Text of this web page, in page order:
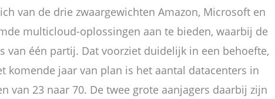
van de drie zwaargewichten Amazon, Microsoft en
multicloud-oplossingen aan te bieden, waarbij de
van één partij. Dat voorziet duidelijk in een behoefte,
komende jaar van plan is het aantal datacenters in
van 23 naar 70. De twee grote aanjagers daarbij zijn